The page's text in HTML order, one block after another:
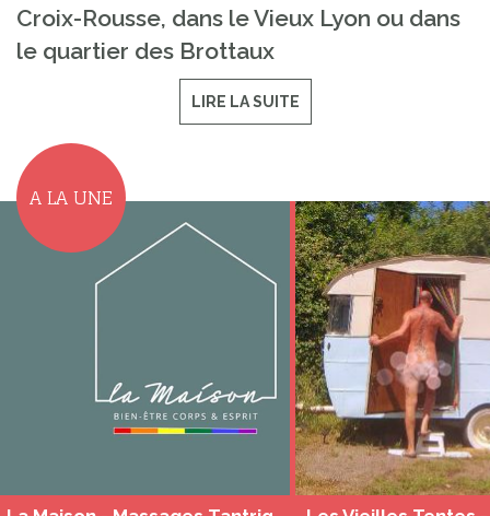
Croix-Rousse, dans le Vieux Lyon ou dans
le quartier des Brottaux
LIRE LA SUITE
A LA UNE